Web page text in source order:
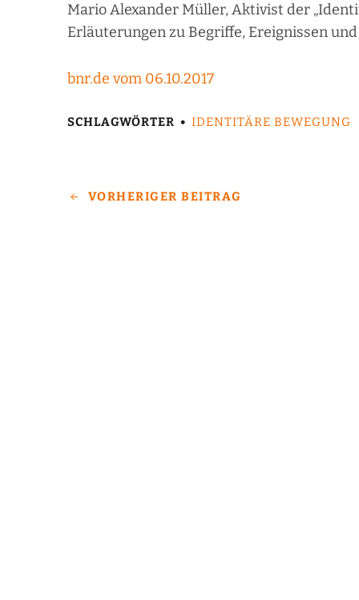
Mario Alexander Müller, Aktivist der
Erläuterungen zu Begriffe, Ereignissen
bnr.de vom 06.10.2017
SCHLAGWÖRTER IDENTITÄRE BEWEGUNG
VORHERIGER BEITRAG